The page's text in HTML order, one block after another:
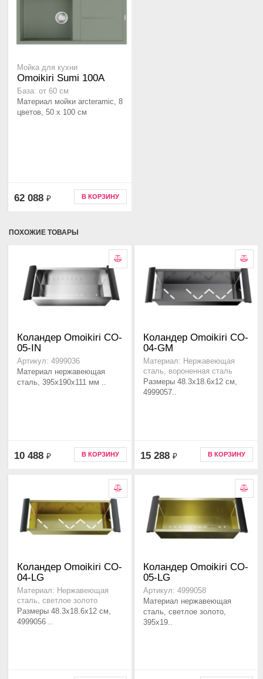
Мойка для кухни
Omoikiri Sumi 100A
База: от 60 см
Материал мойки arcteramic, 8
цветов, 50 x 100 см
62 088 ₽ В КОРЗИНУ
ПОХОЖИЕ ТОВАРЫ
Коландер Omoikiri CO-
05-IN
Артикул: 4999036
Материал нержавеющая
сталь, 395x190x111 мм ..
10 488 ₽ В КОРЗИНУ
Коландер Omoikiri CO-
04-GM
Материал: Нержавеющая
сталь, вороненная сталь
Размеры 48.3x18.6x12 см,
4999057..
15 288 ₽ В КОРЗИНУ
Коландер Omoikiri CO-
04-LG
Материал: Нержавеющая
сталь, светлое золото
Размеры 48.3x18.6x12 см,
4999056 ..
Коландер Omoikiri CO-
05-LG
Артикул: 4999058
Материал нержавеющая
сталь, светлое золото,
395x19..